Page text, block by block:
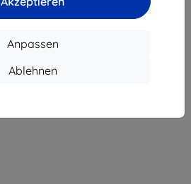
Anpassen
Ablehnen